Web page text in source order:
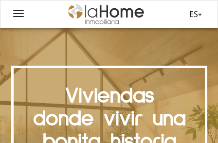
ES
Viviendas
donde vivir una